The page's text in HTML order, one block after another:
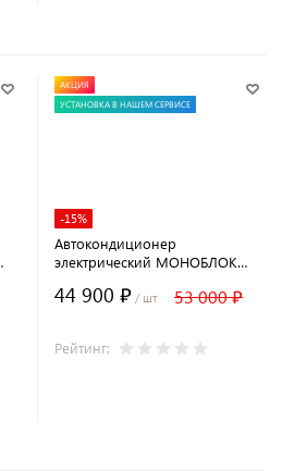
АКЦИЯ
УСТАНОВКА В НАШЕМ СЕРВИСЕ
-15%
Автокондиционер
электрический МОНОБЛОК
44 900 ₽ / шт 53 000 ₽
Рейтинг: